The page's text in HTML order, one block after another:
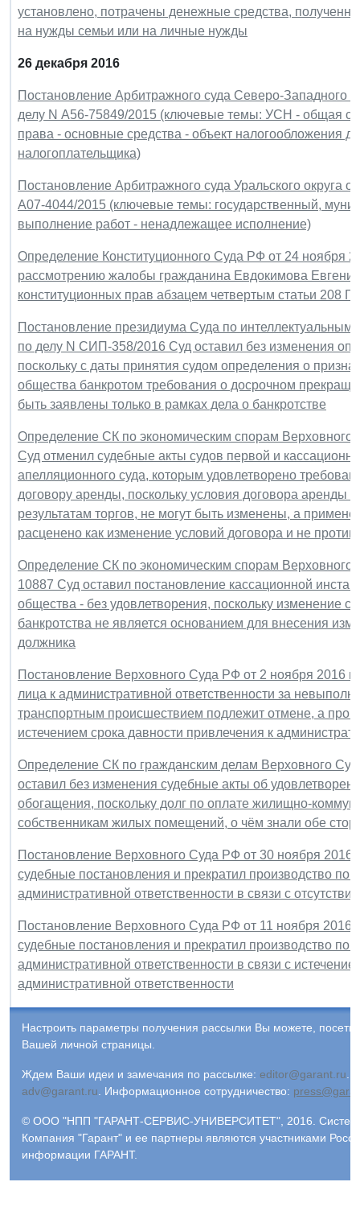
установлено, потрачены денежные средства,
на нужды семьи или на личные нужды
26 декабря 2016
Постановление Арбитражного суда Северо-Западного
делу N А56-75849/2015 (ключевые темы: УСН - общая
права - основные средства - объект налогообложения
налогоплательщика)
Постановление Арбитражного суда Уральского округа
А07-4044/2015 (ключевые темы: государственный,
выполнение работ - ненадлежащее исполнение)
Определение Конституционного Суда РФ от 24 ноября
рассмотрению жалобы гражданина Евдокимова
конституционных прав абзацем четвертым статьи 208
Постановление президиума Суда по
по делу N СИП-358/2016 Суд оставил без изменения
поскольку с даты принятия судом определения о
общества банкротом требования о досрочном
быть заявлены только в рамках дела о банкротстве
Определение СК по экономическим спорам
Суд отменил судебные акты судов первой и
апелляционного суда, которым удовлетворено
договору аренды, поскольку условия договора аренды
результатам торгов, не могут быть изменены, а
расценено как изменение условий договора и не
Определение СК по экономическим спорам
10887 Суд оставил постановление кассационной
общества - без удовлетворения, поскольку изменение
банкротства не является основанием для внесения
должника
Постановление Верховного Суда РФ от 2 ноября 2016
лица к административной ответственности за
транспортным происшествием подлежит отмене, а
истечением срока давности привлечения к
Определение СК по гражданским делам Верховного
оставил без изменения судебные акты об
обогащения, поскольку долг по оплате жилищно-
собственникам жилых помещений, о чём знали обе
Постановление Верховного Суда РФ от 30 ноября
судебные постановления и прекратил производство по
административной ответственности в связи с
Постановление Верховного Суда РФ от 11 ноября
судебные постановления и прекратил производство по
административной ответственности в связи с
административной ответственности
Настроить параметры получения рассылки Вы можете,
Вашей личной страницы.
Ждем Ваши идеи и замечания по рассылке: editor@garant.ru.
adv@garant.ru. Информационное сотрудничество:
© ООО "НПП "ГАРАНТ-СЕРВИС-УНИВЕРСИТЕТ", 2016. Система
Компания "Гарант" и ее партнеры являются участниками
информации ГАРАНТ.